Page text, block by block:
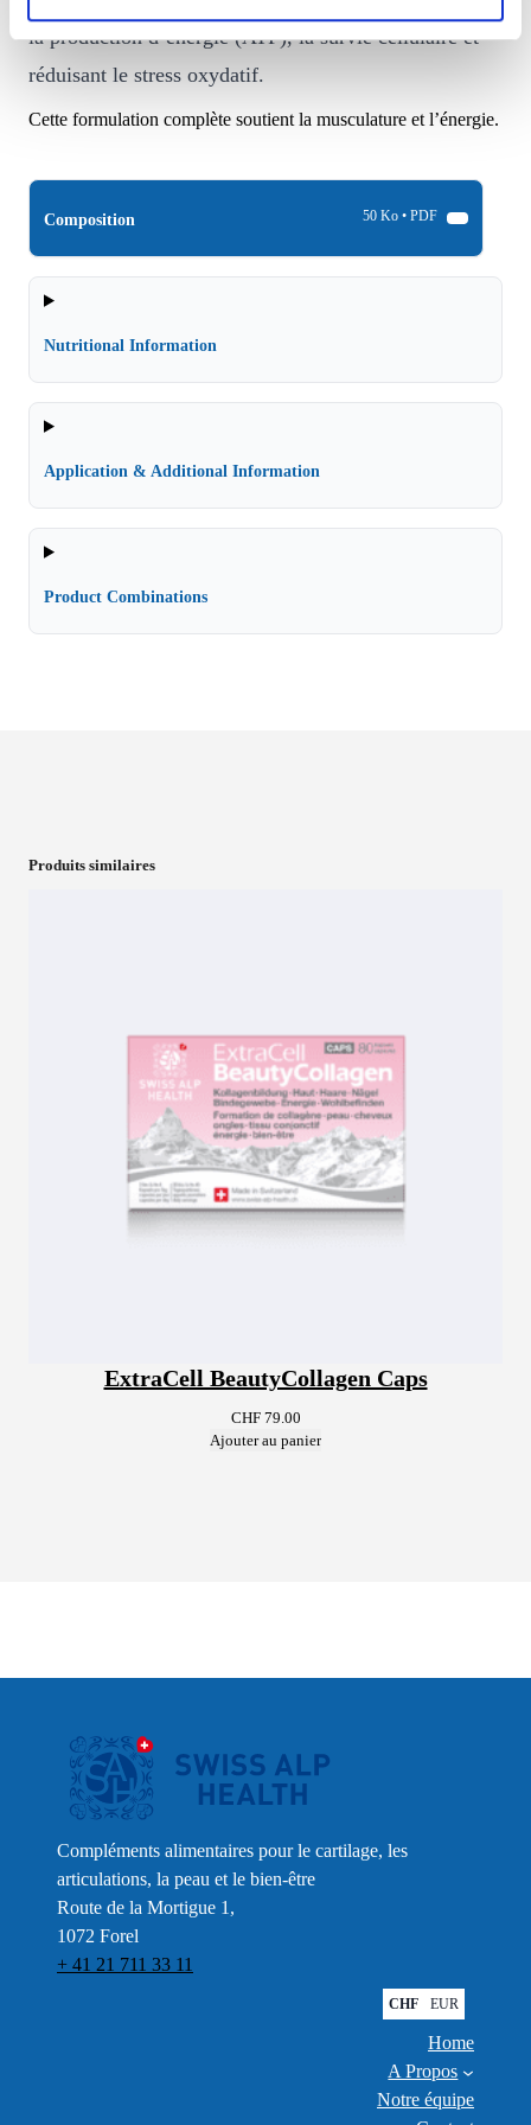
la production d’énergie (ATP), la survie cellulaire et
réduisant le stress oxydatif.
Cette formulation complète soutient la musculature et l’énergie.
Composition 50 Ko • PDF
Nutritional Information
Application & Additional Information
Product Combinations
Produits similaires
ExtraCell BeautyCollagen Caps
CHF79.00
Ajouter au panier
Compléments alimentaires pour le cartilage, les
articulations, la peau et le bien-être
Route de la Mortigue 1,
1072 Forel
+ 41 21 711 33 11
CHF EUR
Home
A Propos
Notre équipe